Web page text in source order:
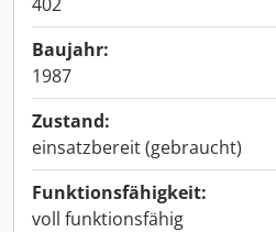
Baujahr:
1987
Zustand:
einsatzbereit (gebraucht)
Funktionsfähigkeit:
voll funktionsfähig